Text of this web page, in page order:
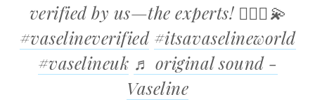
verified by us—the experts! 💁‍♀️✅💫
#vaselineverified #itsavaselineworld
#vaselineuk ♬ original sound -
Vaseline